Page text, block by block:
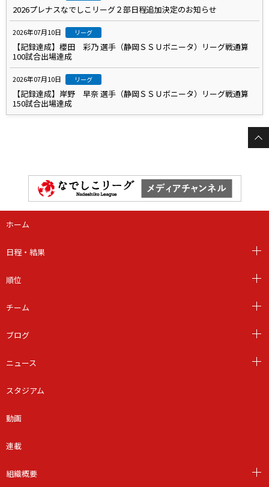
2026プレナスなでしこリーグ２部日程追加決定のお知らせ
2026年07月10日 リーグ
【記録達成】櫻田 彩乃 選手（静岡ＳＳＵボニータ）リーグ戦通算
100試合出場達成
2026年07月10日 リーグ
【記録達成】岸野 早奈 選手（静岡ＳＳＵボニータ）リーグ戦通算
150試合出場達成
ホーム
日程・結果
順位
チーム
ブログ
ニュース
スタジアム
動画
連載
組織概要